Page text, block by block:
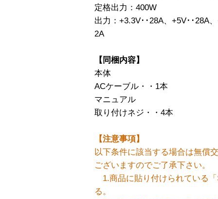
定格出力：400W
出力：+3.3V･･28A、+5V･･28A
2A
【同梱内容】
本体
ACケーブル・・1本
マニュアル
取り付けネジ・・4本
【注意事項】
以下条件に該当する場合は無償
ございますのでご了承下さい。
1.商品に貼り付けられている
る。